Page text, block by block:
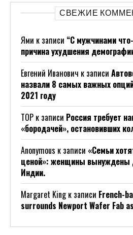
СВЕЖИЕ
Ями к записи “С мужчинами
причина ухудшения
Евгений Иванович к записи
назвали 8 самых важных
2021 году
ТОР к записи Россия требует
«бородачей», остановивших
Anonymous к записи «Семьи
ценой»: женщины вынуждены
Индии.
Margaret Kingк записи French-
surrounds Newport Wafer Fab